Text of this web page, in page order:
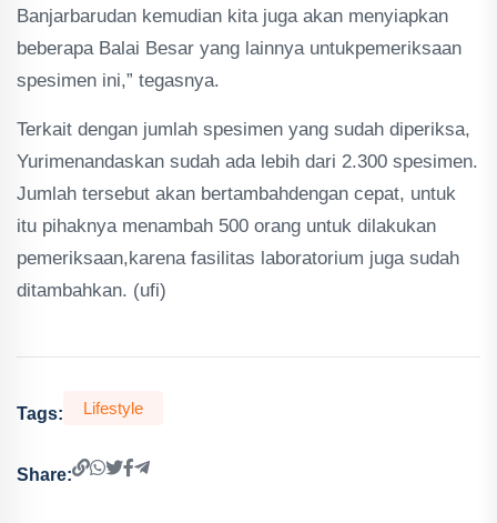
Banjarbarudan kemudian kita juga akan menyiapkan
beberapa Balai Besar yang lainnya untukpemeriksaan
spesimen ini,” tegasnya.
Terkait dengan jumlah spesimen yang sudah diperiksa,
Yurimenandaskan sudah ada lebih dari 2.300 spesimen.
Jumlah tersebut akan bertambahdengan cepat, untuk
itu pihaknya menambah 500 orang untuk dilakukan
pemeriksaan,karena fasilitas laboratorium juga sudah
ditambahkan. (ufi)
Tags: Lifestyle
Share: